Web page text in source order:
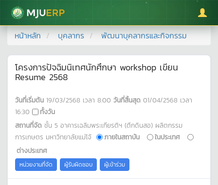
มหาวิทยาลัยแม่โจ้
หน้าหลัก บุคลากร พัฒนาบุคลากรและกิจกรรม
โครงการปัจฉิมนิเทศนักศึกษา workshop เขียน
Resume 2568
วันที่เริ่มต้น 19/03/2568 เวลา 8:00 วันที่สิ้นสุด 01/04/2568 เวลา
16:30
ทั้งวัน
สถานที่จัด ชั้น 5 อาคารเฉลิมพระเกียรติฯ (ตึกดินสอ) ผลิตกรรม
การเกษตร มหาวิทยาลัยแม่โจ้
ภายในสถาบัน
ในประเทศ
ต่างประเทศ
หน่วยงานที่จัด ผู้รับผิดชอบ ผู้เข้าร่วม